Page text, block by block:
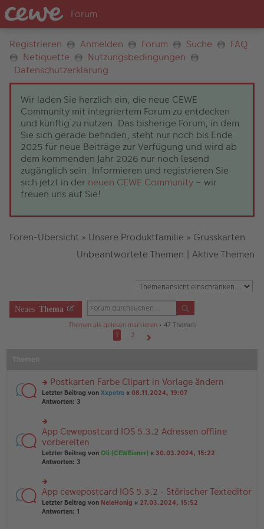
Registrieren Anmelden Forum Suche
FAQ
Netiquette
Nutzungsbedingungen
Datenschutzerklärung
Wir laden Sie herzlich ein, die neue CEWE
Community mit integriertem Forum zu entdecken
und künftig zu nutzen. Das bisherige Forum, in dem
Sie sich gerade befinden, steht nur noch bis Ende
2025 für neue Beiträge zur Verfügung und wird ab
dem kommenden Jahr 2026 nur noch lesend
zugänglich sein. Informieren und registrieren Sie
sich jetzt in der neuen CEWE Community – wir
freuen uns auf Sie!
Foren-Übersicht » Unsere Produktfamilie » Grusskarten
Unbeantwortete Themen | Aktive Themen
Neues Thema
Themen als gelesen markieren • 47 Themen
1
2
rs
te
u
n
g
el
es
e
er
B
ei
tr
a
Postkarten Farbe Clipart in Vorlage ändern
Letzter Beitrag von Xxpetra « 08.11.2024, 19:07
Antworten: 3
rs
te
r
u
n
el
es
e
n
App Cewepostcard IOS 5.3.2 Adressen offline
vorbereiten
Letzter Beitrag von Oli (CEWEianer) « 30.03.2024, 15:22
Antworten: 3
rs
te
r
App cewepostcard IOS 5.3.2 - Störischer Texteditor
Letzter Beitrag von NeleHonig « 27.03.2024, 15:52
Antworten: 1